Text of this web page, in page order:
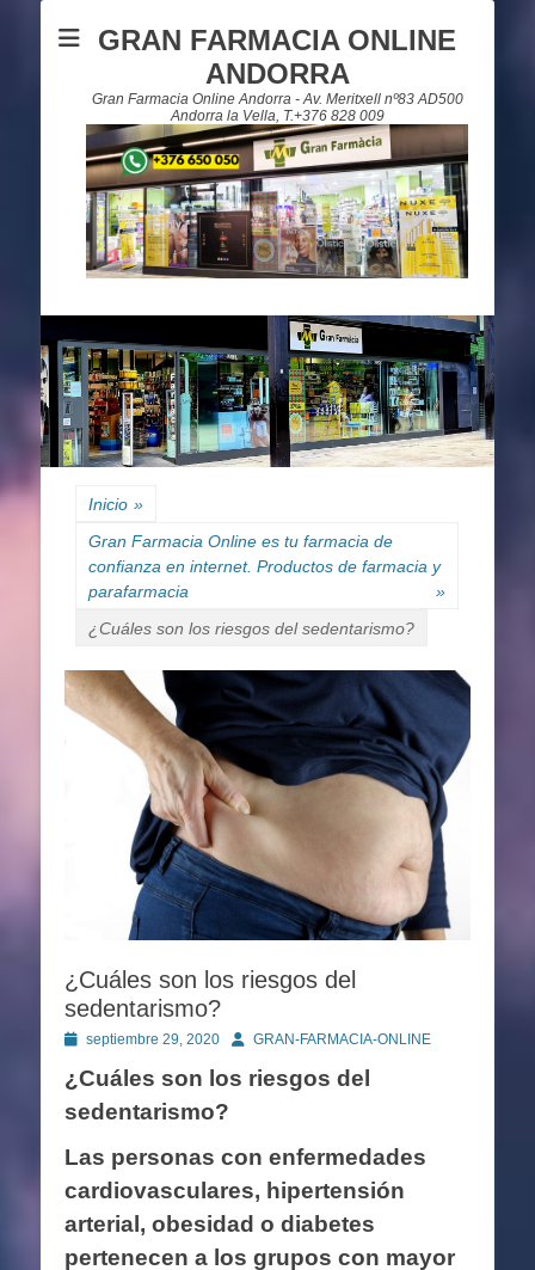
GRAN FARMACIA ONLINE
ANDORRA
Gran Farmacia Online Andorra - Av. Meritxell nº83 AD500
Andorra la Vella, T.+376 828 009
Inicio »
Gran Farmacia Online es tu farmacia de
confianza en internet. Productos de farmacia y
parafarmacia
»
¿Cuáles son los riesgos del sedentarismo?
¿Cuáles son los riesgos del
sedentarismo?
Publicado
septiembre 29, 2020 AutorGRAN-FARMACIA-ONLINE
¿Cuáles son los riesgos del
sedentarismo?
Las personas con enfermedades
cardiovasculares, hipertensión
arterial, obesidad o diabetes
pertenecen a los grupos con mayor